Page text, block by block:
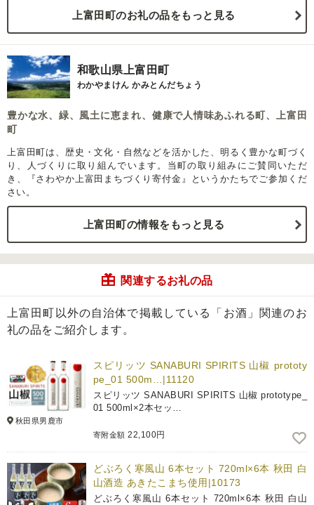
上富田町のお礼の品をもっと見る
和歌山県上富田町
わかやまけん かみとんだちょう
豊かな水、緑、風土に恵まれ、健康で人情味あふれる町、上富田
町
上富田町は、歴史・文化・自然などを活かした、明るく豊かな町づく
り、人づくりに取り組んでいます。当町の取り組みにご賛同いただ
き、『さわやか上富田まちづくり寄付金』というかたちでご参加くだ
さい。
上富田町の情報をもっと見る
関連するお礼の品
上富田町以外の自治体で掲載している「お酒」関連のお
礼の品をご紹介します。
秋田県男鹿市
スピリッツ SANABURI SPIRITS 山椒 prototy
pe_01 500m…|11120
スピリッツ SANABURI SPIRITS 山椒 prototype_
01 500ml×2本セッ…
寄附金額 22,100円
どぶろく寒風山 6本セット 720ml×6本 秋田 白
山酒造 あきたこまち使用|10173
どぶろく寒風山 6本セット 720ml×6本 秋田 白山